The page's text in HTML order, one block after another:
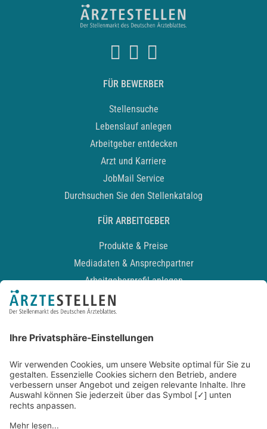
FÜR BEWERBER
Stellensuche
Lebenslauf anlegen
Arbeitgeber entdecken
Arzt und Karriere
JobMail Service
Durchsuchen Sie den Stellenkatalog
FÜR ARBEITGEBER
Produkte & Preise
Mediadaten & Ansprechpartner
Arbeitgeberprofil anlegen
Recruiting-Podcast
Kontakt
Datenschutz
Newsletter